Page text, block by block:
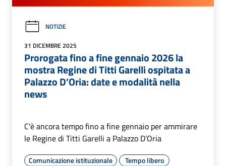
NOTIZIE
31 DICEMBRE 2025
Prorogata fino a fine gennaio 2026 la
mostra Regine di Titti Garelli ospitata a
Palazzo D’Oria: date e modalità nella
news
C'è ancora tempo fino a fine gennaio per ammirare
le Regine di Titti Garelli a Palazzo D’Oria
Comunicazione istituzionale Tempo libero